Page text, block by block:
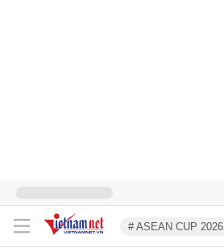
# ASEAN CUP 2026